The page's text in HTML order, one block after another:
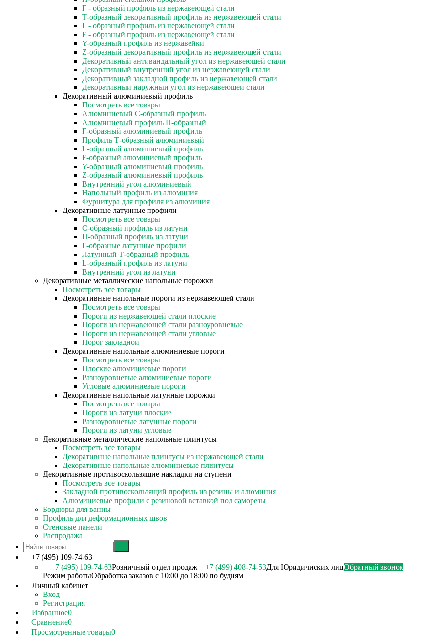
Г - образный профиль из нержавеющей стали
Т-образный декоративный профиль из нержавеющей стали
L - образный профиль из нержавеющей стали
F - образный профиль из нержавеющей стали
Y-образный профиль из нержавейки
Z-образный декоративный профиль из нержавеющей стали
Декоративный антивандальный угол из нержавеющей стали
Декоративный внутренний угол из нержавеющей стали
Декоративный закладной профиль из нержавеющей стали
Декоративный наружный угол из нержавеющей стали
Декоративный алюминиевый профиль
Посмотреть все товары
Алюминиевый С-образный профиль
Алюминиевый профиль П-образный
Г-образный алюминиевый профиль
Профиль Т-образный алюминиевый
L-образный алюминиевый профиль
F-образный алюминиевый профиль
Y-образный алюминиевый профиль
Z-образный алюминиевый профиль
Внутренний угол алюминиевый
Напольный профиль из алюминия
Фурнитура для профиля из алюминия
Декоративные латунные профили
Посмотреть все товары
C-образный профиль из латуни
П-образный профиль из латуни
Г-образные латунные профили
Латунный Т-образный профиль
L-образный профиль из латуни
Внутренний угол из латуни
Декоративные металлические напольные порожки
Посмотреть все товары
Декоративные напольные пороги из нержавеющей стали
Посмотреть все товары
Пороги из нержавеющей стали плоские
Пороги из нержавеющей стали разноуровневые
Пороги из нержавеющей стали угловые
Порог закладной
Декоративные напольные алюминиевые пороги
Посмотреть все товары
Плоские алюминиевые пороги
Разноуровневые алюминиевые пороги
Угловые алюминиевые пороги
Декоративные напольные латунные порожки
Посмотреть все товары
Пороги из латуни плоские
Разноуровневые латунные пороги
Пороги из латуни угловые
Декоративные металлические напольные плинтусы
Посмотреть все товары
Декоративные напольные плинтусы из нержавеющей стали
Декоративные напольные алюминиевые плинтусы
Декоративные противоскользящие накладки на ступени
Посмотреть все товары
Закладной противоскользящий профиль из резины и алюминия
Алюминиевые профили с резиновой вставкой под саморезы
Бордюры для ванны
Профиль для деформационных швов
Стеновые панели
Распродажа
+7 (495) 109-74-63
+7 (495) 109-74-63Розничный отдел продаж +7 (499) 408-74-53Для Юридичиских лицОбратный звонок
Режим работыОбработка заказов с 10:00 до 18:00 по будням
Личный кабинет
Вход
Регистрация
Избранное0
Сравнение0
Просмотренные товары0